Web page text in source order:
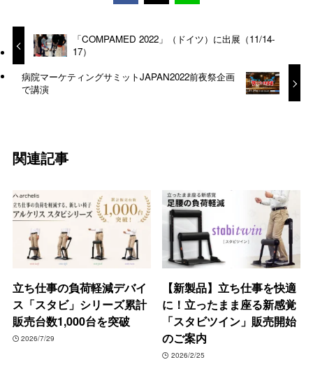
「COMPAMED 2022」（ドイツ）に出展（11/14-
17）
病院マーケティングサミットJAPAN2022前夜祭企画
で講演
関連記事
立ち仕事の負荷軽減デバイ
ス「スタビ」シリーズ累計
販売台数1,000台を突破
2026/7/29
【新製品】立ち仕事を快適
に！立ったまま座る新感覚
「スタビツイン」販売開始
のご案内
2026/2/25